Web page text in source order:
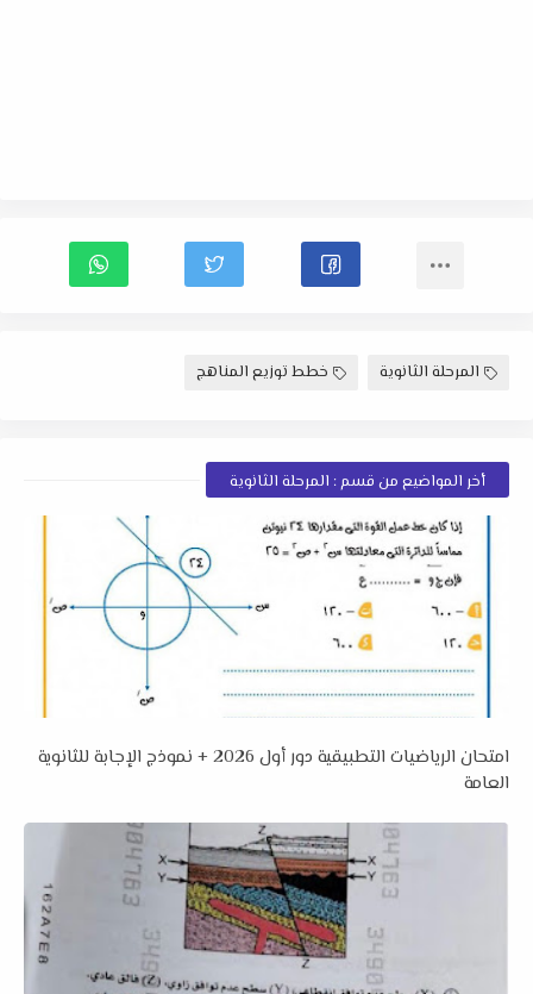
المرحلة الثانوية خطط توزيع المناهج
أخر المواضيع من قسم : المرحلة الثانوية
امتحان الرياضيات التطبيقية دور أول 2026 + نموذج الإجابة للثانوية
العامة